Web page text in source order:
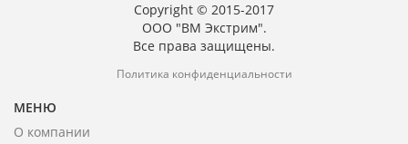
Copyright © 2015-2017
ООО "ВМ Экстрим".
Все права защищены.
Политика конфиденциальности
МЕНЮ
О компании